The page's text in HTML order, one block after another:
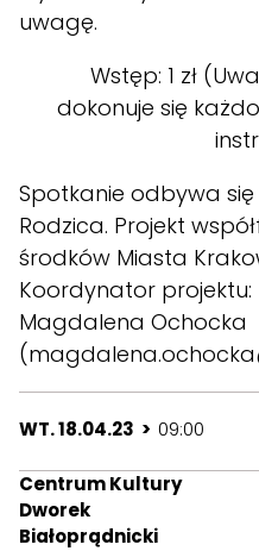
uwagę.
Wstęp: 1 zł
dokonuje się
Spotkanie odbywa
Rodzica. Projekt
środków Miasta
Koordynator projektu:
Magdalena Ochocka
WT. 18.04.23 > 09:00
Centrum Kultury
Dworek
Białoprądnicki